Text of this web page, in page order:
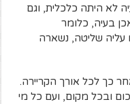
לא היתה כלכלית, וגם
בעיה, כלומר
עליה שליטה, נשארה
כך לכל אורך הקריירה.
ובכל מקום, ועם כל מי